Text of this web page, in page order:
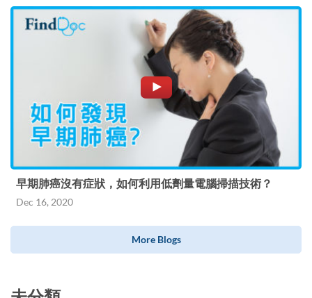
早期肺癌沒有症狀，如何利用低劑量電腦掃描技術？
Dec 16, 2020
More Blogs